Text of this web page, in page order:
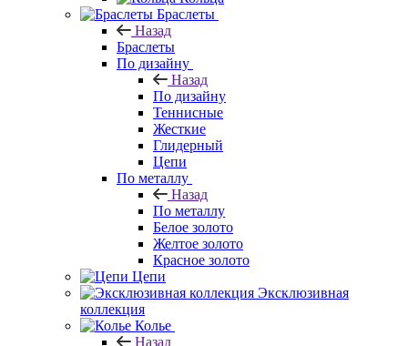
Браслеты
Назад
Браслеты
По дизайну
Назад
По дизайну
Теннисные
Жесткие
Глидерный
Цепи
По металлу
Назад
По металлу
Белое золото
Желтое золото
Красное золото
Цепи
Эксклюзивная
коллекция
Колье
Назад